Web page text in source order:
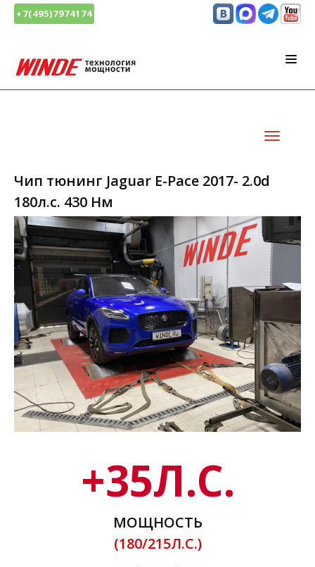
+7(495)7974174
Чип тюнинг Jaguar E-Pace 2017- 2.0d
180л.с. 430 Нм
+35Л.С.
МОЩНОСТЬ
(180/215Л.С.)